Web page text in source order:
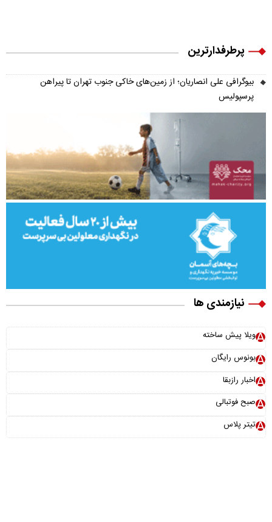
پرطرفدارترین
بیوگرافی علی انصاریان؛ از زمین‌های خاکی جنوب تهران تا پیراهن
پرسپولیس
نیازمندی ها
ویلا پیش ساخته
بونوس رایگان
اخبار رازبقا
صبح فوتبالی
تیتر پلاس